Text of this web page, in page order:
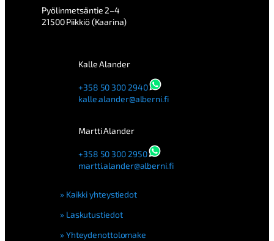
Pyölinmetsäntie 2–4
21500 Piikkiö (Kaarina)
Kalle Alander
+358 50 300 2940
kalle.alander@alberni.fi
Martti Alander
+358 50 300 2950
martti.alander@alberni.fi
Kaikki yhteystiedot
Laskutustiedot
Yhteydenottolomake